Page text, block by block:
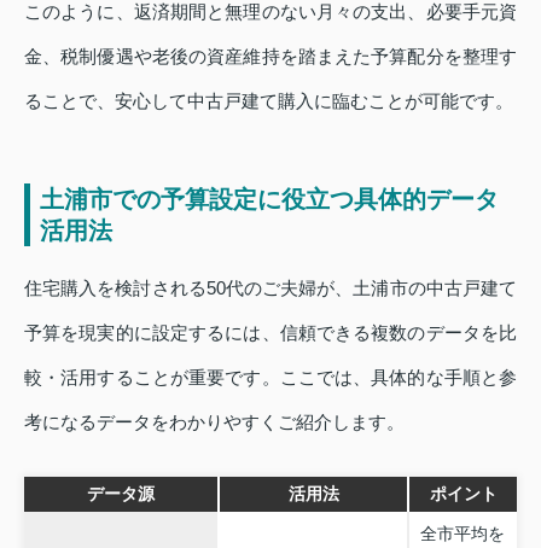
このように、返済期間と無理のない月々の支出、必要手元資
金、税制優遇や老後の資産維持を踏まえた予算配分を整理す
ることで、安心して中古戸建て購入に臨むことが可能です。
土浦市での予算設定に役立つ具体的データ
活用法
住宅購入を検討される50代のご夫婦が、土浦市の中古戸建て
予算を現実的に設定するには、信頼できる複数のデータを比
較・活用することが重要です。ここでは、具体的な手順と参
考になるデータをわかりやすくご紹介します。
データ源 活用法 ポイント
全市平均を